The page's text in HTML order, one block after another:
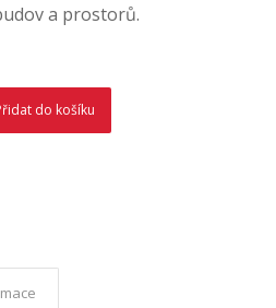
a prostorů.
do košíku